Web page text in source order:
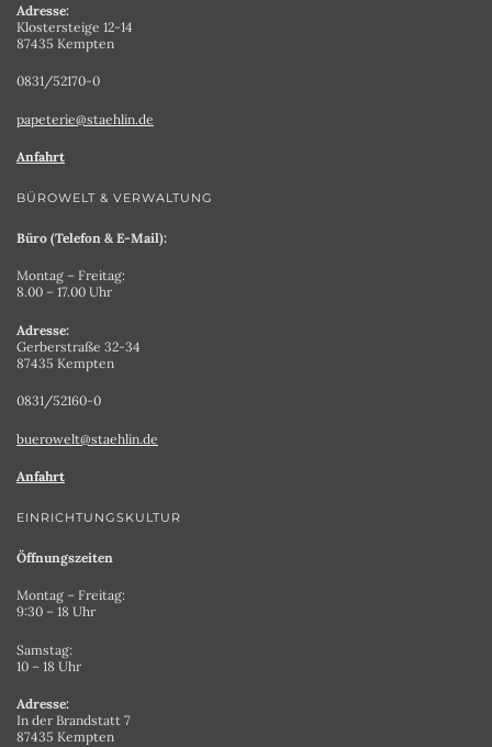
Adresse:
Klostersteige 12-14
87435 Kempten
0831/52170-0
papeterie@staehlin.de
Anfahrt
BÜROWELT & VERWALTUNG
Büro (Telefon & E-Mail):
Montag – Freitag:
8.00 – 17.00 Uhr
Adresse:
Gerberstraße 32-34
87435 Kempten
0831/52160-0
buerowelt@staehlin.de
Anfahrt
EINRICHTUNGSKULTUR
Öffnungszeiten
Montag – Freitag:
9:30 – 18 Uhr
Samstag:
10 – 18 Uhr
Adresse:
In der Brandstatt 7
87435 Kempten